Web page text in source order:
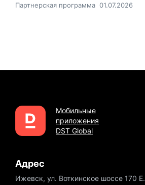
Партнерская программа 01.07.2026
Мобильные
приложения
DST Global
Адрес
Ижевск, ул. Воткинское шоссе 170 Е.